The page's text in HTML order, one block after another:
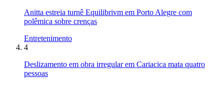
Anitta estreia turnê Equilibrivm em Porto Alegre com
polêmica sobre crenças
Entretenimento
4
Deslizamento em obra irregular em Cariacica mata quatro
pessoas